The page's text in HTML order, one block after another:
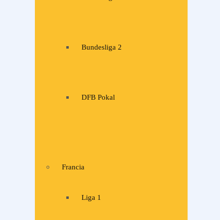
Bundesliga 2
DFB Pokal
Francia
Liga 1